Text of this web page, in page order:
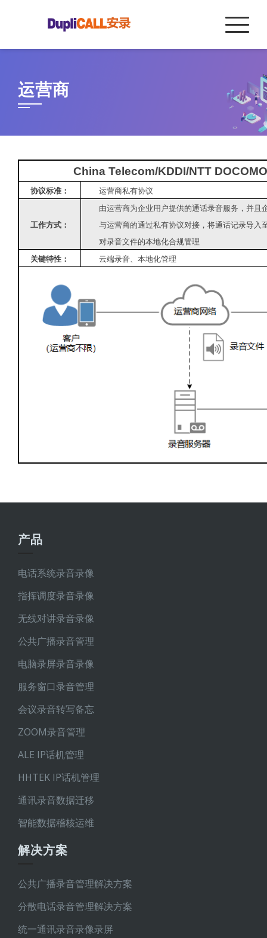
运营商
China Telecom/KDDI/NTT
协议标准： 运营商私有协议
工作方式：
由运营商为企业用户提供的通话录音服务，并且
与运营商的通过私有协议对接，将通话记录导入
对录音文件的本地化合规管理
关键特性：
云端录音、本地化管理
产品
电话系统录音录像
指挥调度录音录像
无线对讲录音录像
公共广播录音管理
电脑录屏录音录像
服务窗口录音管理
会议录音转写备忘
ZOOM录音管理
ALE IP话机管理
HHTEK IP话机管理
通讯录音数据迁移
智能数据稽核运维
解决方案
公共广播录音管理解决方案
分散电话录音管理解决方案
统一通讯录音录像录屏